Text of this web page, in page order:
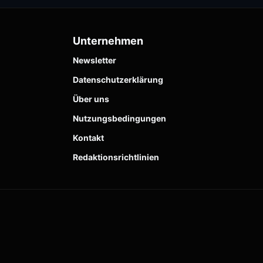
Unternehmen
Newsletter
Datenschutzerklärung
Über uns
Nutzungsbedingungen
Kontakt
Redaktionsrichtlinien